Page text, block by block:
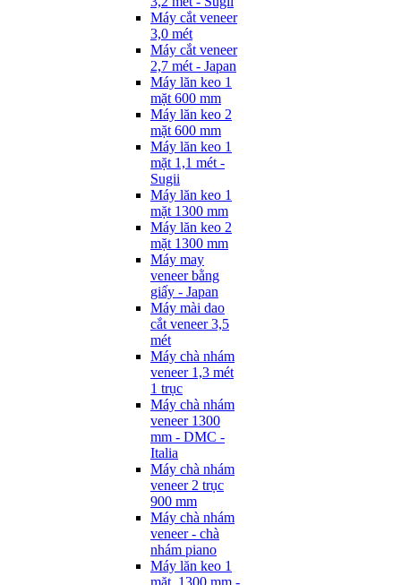
Máy cắt veneer
3,0 mét
Máy cắt veneer
2,7 mét - Japan
Máy lăn keo 1
mặt 600 mm
Máy lăn keo 2
mặt 600 mm
Máy lăn keo 1
mặt 1,1 mét -
Sugii
Máy lăn keo 1
mặt 1300 mm
Máy lăn keo 2
mặt 1300 mm
Máy may
veneer bằng
giấy - Japan
Máy mài dao
cắt veneer 3,5
mét
Máy chà nhám
veneer 1,3 mét
1 trục
Máy chà nhám
veneer 1300
mm - DMC -
Italia
Máy chà nhám
veneer 2 trục
900 mm
Máy chà nhám
veneer - chà
nhám piano
Máy lăn keo 1
mặt, 1300 mm -